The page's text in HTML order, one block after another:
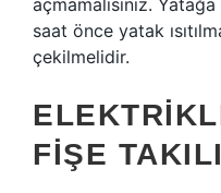
açmamalısınız.
saat önce yatak
çekilmelidir.
FIŞE